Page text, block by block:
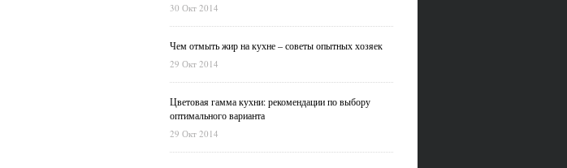
30 Окт 2014
Чем отмыть жир на кухне – советы опытных хозяек
29 Окт 2014
Цветовая гамма кухни: рекомендации по выбору
оптимального варианта
29 Окт 2014